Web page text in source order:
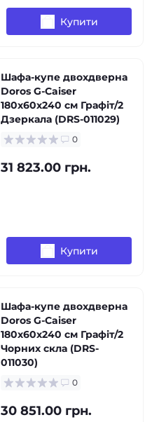
Купити
Шафа-купе двохдверна
Doros G-Caiser
180х60х240 см Графіт/2
Дзеркала (DRS-011029)
0
31 823.00 грн.
Купити
Шафа-купе двохдверна
Doros G-Caiser
180х60х240 см Графіт/2
Чорних скла (DRS-
011030)
0
30 851.00 грн.